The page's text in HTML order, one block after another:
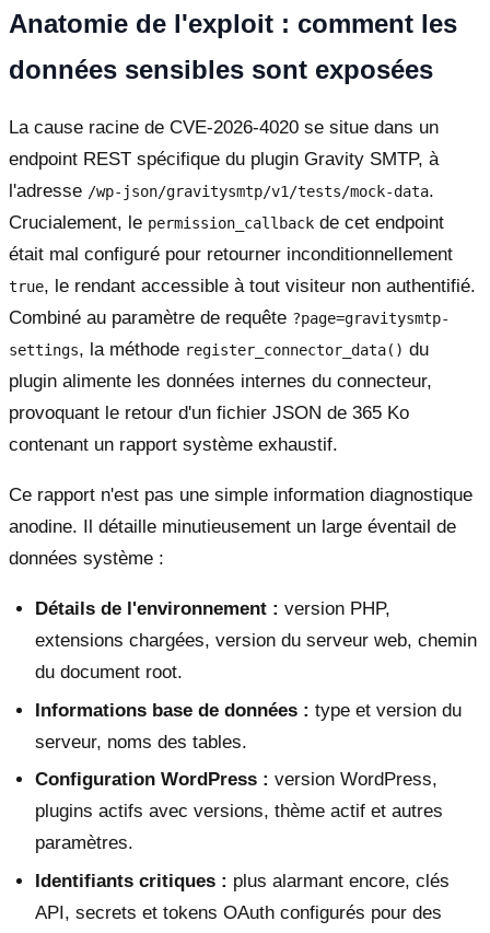
Anatomie de l'exploit : comment les
données sensibles sont exposées
La cause racine de CVE-2026-4020 se situe dans un
endpoint REST spécifique du plugin Gravity SMTP, à
l'adresse /wp-json/gravitysmtp/v1/tests/mock-data.
Crucialement, le permission_callback de cet endpoint
était mal configuré pour retourner inconditionnellement
true, le rendant accessible à tout visiteur non authentifié.
Combiné au paramètre de requête ?page=gravitysmtp-
settings, la méthode register_connector_data() du
plugin alimente les données internes du connecteur,
provoquant le retour d'un fichier JSON de 365 Ko
contenant un rapport système exhaustif.
Ce rapport n'est pas une simple information diagnostique
anodine. Il détaille minutieusement un large éventail de
données système :
Détails de l'environnement : version PHP,
extensions chargées, version du serveur web, chemin
du document root.
Informations base de données : type et version du
serveur, noms des tables.
Configuration WordPress : version WordPress,
plugins actifs avec versions, thème actif et autres
paramètres.
Identifiants critiques : plus alarmant encore, clés
API, secrets et tokens OAuth configurés pour des